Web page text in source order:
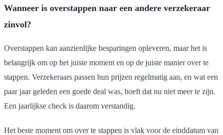
Wanneer is overstappen naar een andere verzekeraar
zinvol?
Overstappen kan aanzienlijke besparingen opleveren, maar het is
belangrijk om op het juiste moment en op de juiste manier over te
stappen. Verzekeraars passen hun prijzen regelmatig aan, en wat een
paar jaar geleden een goede deal was, hoeft dat nu niet meer te zijn.
Een jaarlijkse check is daarom verstandig.
Het beste moment om over te stappen is vlak voor de einddatum van